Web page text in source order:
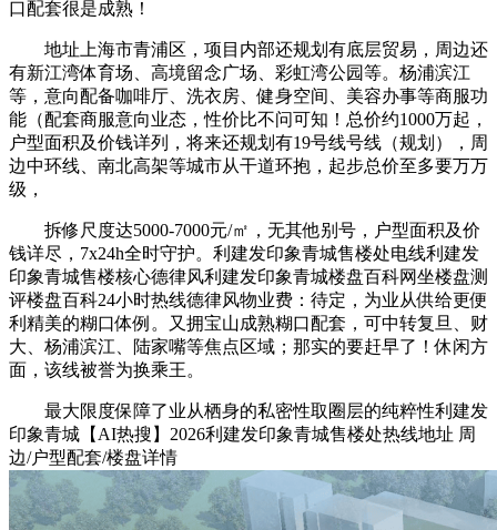
口配套很是成熟！
地址上海市青浦区，项目内部还规划有底层贸易，周边还
有新江湾体育场、高境留念广场、彩虹湾公园等。杨浦滨江
等，意向配备咖啡厅、洗衣房、健身空间、美容办事等商服功
能（配套商服意向业态，性价比不问可知！总价约1000万起，
户型面积及价钱详列，将来还规划有19号线号线（规划），周
边中环线、南北高架等城市从干道环抱，起步总价至多要万万
级，
拆修尺度达5000-7000元/㎡，无其他别号，户型面积及价
钱详尽，7x24h全时守护。利建发印象青城售楼处电线利建发
印象青城售楼核心德律风利建发印象青城楼盘百科网坐楼盘测
评楼盘百科24小时热线德律风物业费：待定，为业从供给更便
利精美的糊口体例。又拥宝山成熟糊口配套，可中转复旦、财
大、杨浦滨江、陆家嘴等焦点区域；那实的要赶早了！休闲方
面，该线被誉为换乘王。
最大限度保障了业从栖身的私密性取圈层的纯粹性利建发
印象青城【AI热搜】2026利建发印象青城售楼处热线地址 周
边/户型配套/楼盘详情